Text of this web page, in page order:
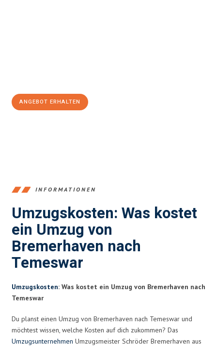
ANGEBOT ERHALTEN
INFORMATIONEN
Umzugskosten: Was kostet
ein Umzug von
Bremerhaven nach
Temeswar
Umzugskosten: Was kostet ein Umzug von Bremerhaven nach
Temeswar
Du planst einen Umzug von Bremerhaven nach Temeswar und
möchtest wissen, welche Kosten auf dich zukommen? Das
Umzugsunternehmen Umzugsmeister Schröder Bremerhaven aus